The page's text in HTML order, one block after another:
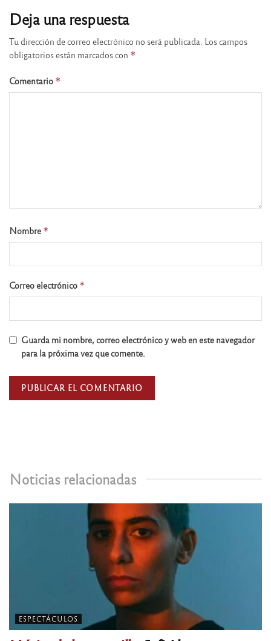
Noticias relacionadas
ESPECTÁCULOS
Deja una respuesta
Tu dirección de correo electrónico no será publicada. Los campos
obligatorios están marcados con *
Comentario *
Nombre *
Correo electrónico *
Guarda mi nombre, correo electrónico y web en este navegador
para la próxima vez que comente.